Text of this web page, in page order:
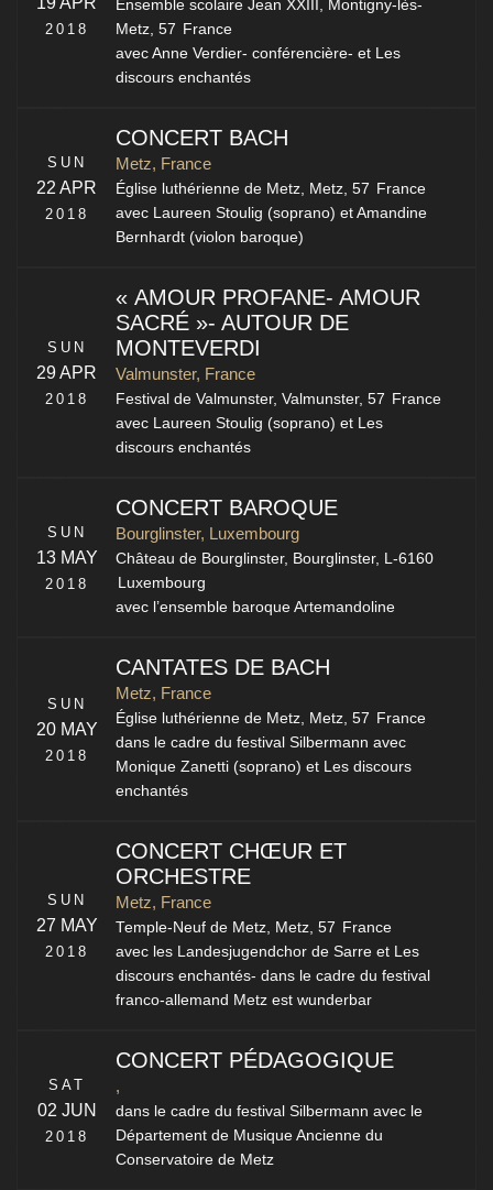
2018
Ensemble scolaire Jean XXIII, Montigny-lès-
Metz, 57 France
avec Anne Verdier- conférencière- et Les
discours enchantés
SUN
22 APR
2018
CONCERT BACH
Metz, France
Église luthérienne de Metz, Metz, 57 France
avec Laureen Stoulig (soprano) et Amandine
Bernhardt (violon baroque)
SUN
29 APR
2018
« AMOUR PROFANE- AMOUR
SACRÉ »- AUTOUR DE
MONTEVERDI
Valmunster, France
Festival de Valmunster,Valmunster, 57 France
avec Laureen Stoulig (soprano) et Les
discours enchantés
SUN
13 MAY
2018
CONCERT BAROQUE
Bourglinster, Luxembourg
Château de Bourglinster, Bourglinster, L-6160
Luxembourg
avec l’ensemble baroque Artemandoline
SUN
20 MAY
2018
CANTATES DE BACH
Metz, France
Église luthérienne de Metz, Metz, 57 France
dans le cadre du festival Silbermann avec
Monique Zanetti (soprano) et Les discours
enchantés
SUN
27 MAY
2018
CONCERT CHŒUR ET
ORCHESTRE
Metz, France
Temple-Neuf de Metz, Metz, 57 France
avec les Landesjugendchor de Sarre et Les
discours enchantés- dans le cadre du festival
franco-allemand Metz est wunderbar
SAT
02 JUN
2018
CONCERT PÉDAGOGIQUE
,
dans le cadre du festival Silbermann avec le
Département de Musique Ancienne du
Conservatoire de Metz